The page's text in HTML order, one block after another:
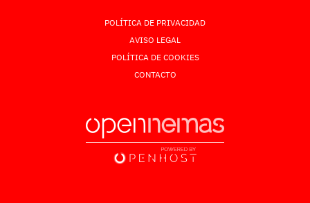
POLÍTICA DE PRIVACIDAD
AVISO LEGAL
POLÍTICA DE COOKIES
CONTACTO